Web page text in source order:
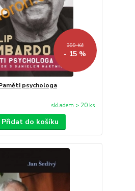
399 Kč
- 15 %
psychologa
skladem > 20 ks
Přidat do košíku